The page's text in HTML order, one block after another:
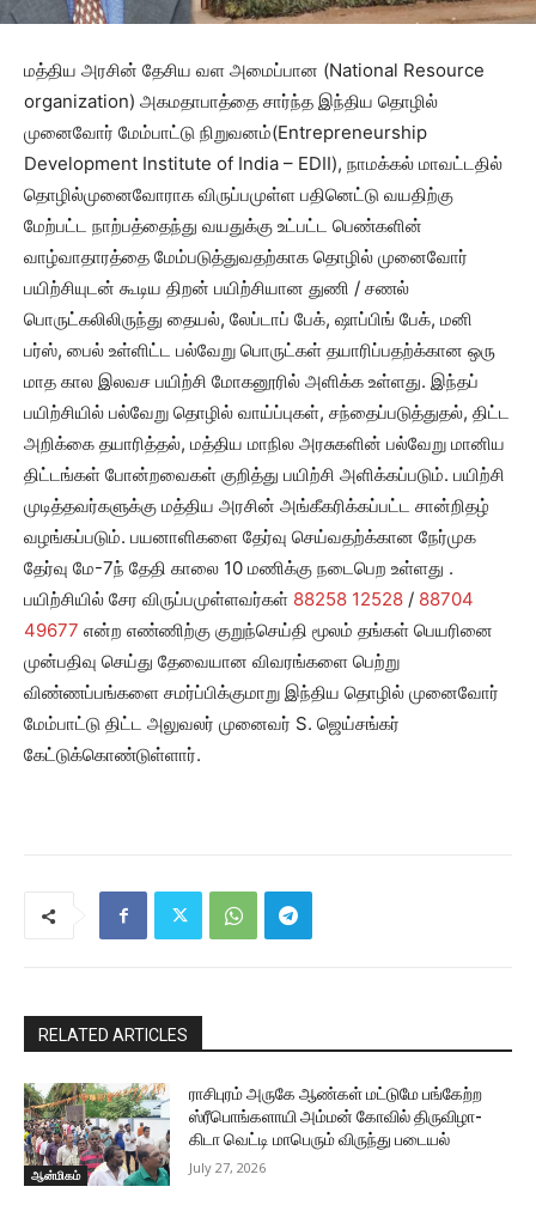
மத்திய அரசின் தேசிய வள அமைப்பான (National Resource
organization) அகமதாபாத்தை சார்ந்த இந்திய தொழில்
முனைவோர் மேம்பாட்டு நிறுவனம்(Entrepreneurship
Development Institute of India – EDII), நாமக்கல் மாவட்டதில்
தொழில்முனைவோராக விருப்பமுள்ள பதினெட்டு வயதிற்கு
மேற்பட்ட நாற்பத்தைந்து வயதுக்கு உட்பட்ட பெண்களின்
வாழ்வாதாரத்தை மேம்படுத்துவதற்காக தொழில் முனைவோர்
பயிற்சியுடன் கூடிய திறன் பயிற்சியான துணி / சணல்
பொருட்கலிலிருந்து தையல், லேப்டாப் பேக், ஷாப்பிங் பேக், மனி
பர்ஸ், பைல் உள்ளிட்ட பல்வேறு பொருட்கள் தயாரிப்பதற்க்கான ஒரு
மாத கால இலவச பயிற்சி மோகனூரில் அளிக்க உள்ளது. இந்தப்
பயிற்சியில் பல்வேறு தொழில் வாய்ப்புகள், சந்தைப்படுத்துதல், திட்ட
அறிக்கை தயாரித்தல், மத்திய மாநில அரசுகளின் பல்வேறு மானிய
திட்டங்கள் போன்றவைகள் குறித்து பயிற்சி அளிக்கப்படும். பயிற்சி
முடித்தவர்களுக்கு மத்திய அரசின் அங்கீகரிக்கப்பட்ட சான்றிதழ்
வழங்கப்படும். பயனாளிகளை தேர்வு செய்வதற்க்கான நேர்முக
தேர்வு மே-7ந் தேதி காலை 10 மணிக்கு நடைபெற உள்ளது .
பயிற்சியில் சேர விருப்பமுள்ளவர்கள் 88258 12528 / 88704
49677 என்ற எண்ணிற்கு குறுந்செய்தி மூலம் தங்கள் பெயரினை
முன்பதிவு செய்து தேவையான விவரங்களை பெற்று
விண்ணப்பங்களை சமர்ப்பிக்குமாறு இந்திய தொழில் முனைவோர்
மேம்பாட்டு திட்ட அலுவலர் முனைவர் S. ஜெய்சங்கர்
கேட்டுக்கொண்டுள்ளார்.
RELATED ARTICLES
ஆன்மிகம்
ராசிபுரம் அருகே ஆண்கள் மட்டுமே பங்கேற்ற
ஸ்ரீபொங்களாயி அம்மன் கோவில் திருவிழா-
கிடா வெட்டி மாபெரும் விருந்து படையல்
July 27, 2026